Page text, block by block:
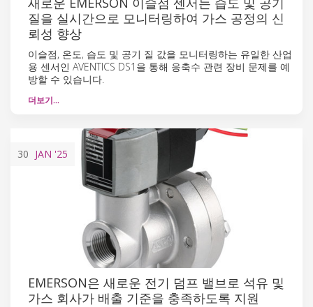
질을 실시간으로 모니터링하여 가스 공정의 신
뢰성 향상
이슬점, 온도, 습도 및 공기 질 값을 모니터링하는 유일한 산업
용 센서인 AVENTICS DS1을 통해 응축수 관련 장비 문제를 예
방할 수 있습니다.
더보기…
30 JAN '25
EMERSON은 새로운 전기 덤프 밸브로 석유 및
가스 회사가 배출 기준을 충족하도록 지원